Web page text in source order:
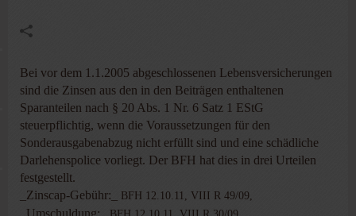
Bei vor dem 1.1.2005 abgeschlossenen Lebensversicherungen
sind die Zinsen aus den in den Beiträgen enthaltenen
Sparanteilen nach § 20 Abs. 1 Nr. 6 Satz 1 EStG
steuerpflichtig, wenn die Voraussetzungen für den
Sonderausgabenabzug nicht erfüllt sind und eine schädliche
Darlehenspolice vorliegt. Der BFH hat dies in drei Urteilen
festgestellt.
_Zinscap-Gebühr:_
BFH 12.10.11, VIII R 49/09,
_Umschuldung:_